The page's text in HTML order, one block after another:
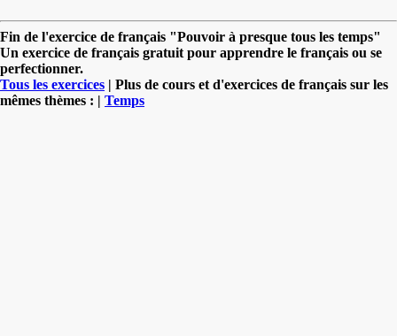
Fin de l'exercice de français "Pouvoir à presque tous les temps"
Un exercice de français gratuit pour apprendre le français ou se
perfectionner.
Tous les exercices | Plus de cours et d'exercices de français sur les
mêmes thèmes : | Temps